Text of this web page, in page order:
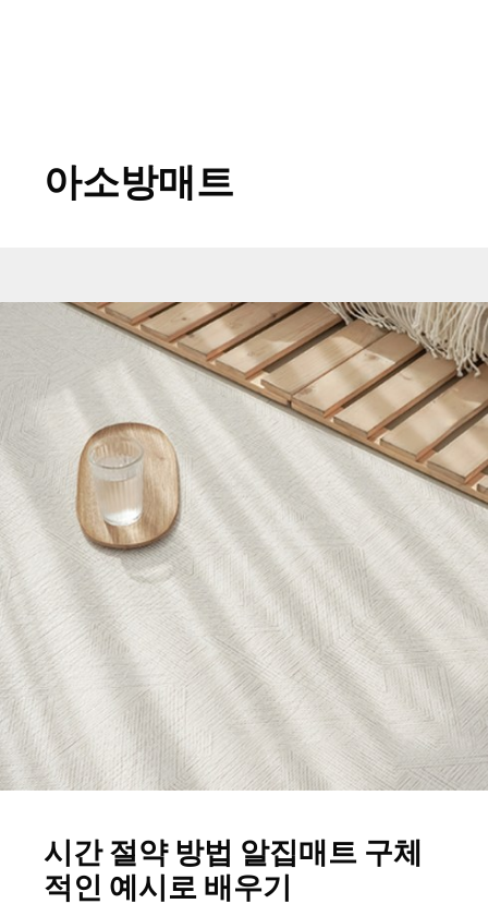
아소방매트
시간 절약 방법 알집매트 구체
적인 예시로 배우기